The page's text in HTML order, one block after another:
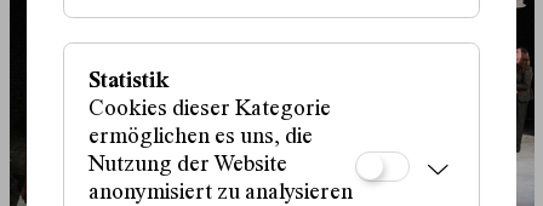
Statistik
Cookies dieser Kategorie
ermöglichen es uns, die
Nutzung der Website
anonymisiert zu analysieren